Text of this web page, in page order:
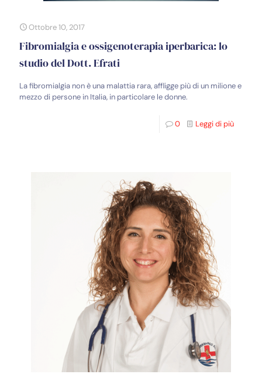
Ottobre 10, 2017
Fibromialgia e ossigenoterapia iperbarica: lo
studio del Dott. Efrati
La fibromialgia non è una malattia rara, affligge più di un milione e
mezzo di persone in Italia, in particolare le donne.
0 Leggi di più